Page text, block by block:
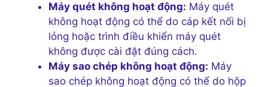
Máy quét không hoạt động: Máy quét
không hoạt động có thể do cáp kết nối bị
lỏng hoặc trình điều khiển máy quét
không được cài đặt đúng cách.
Máy sao chép không hoạt động: Máy
sao chép không hoạt động có thể do hộp